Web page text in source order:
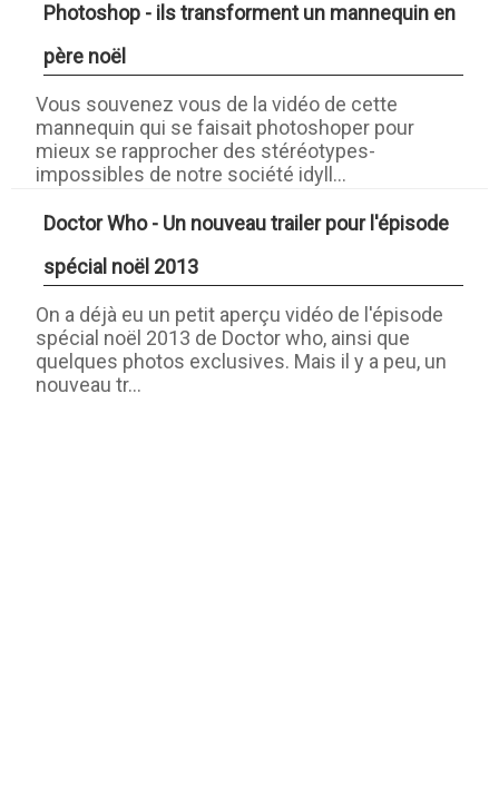
Photoshop - ils transforment un mannequin en
père noël
Vous souvenez vous de la vidéo de cette
mannequin qui se faisait photoshoper pour
mieux se rapprocher des stéréotypes-
impossibles de notre société idyll...
Doctor Who - Un nouveau trailer pour l'épisode
spécial noël 2013
On a déjà eu un petit aperçu vidéo de l'épisode
spécial noël 2013 de Doctor who, ainsi que
quelques photos exclusives. Mais il y a peu, un
nouveau tr...